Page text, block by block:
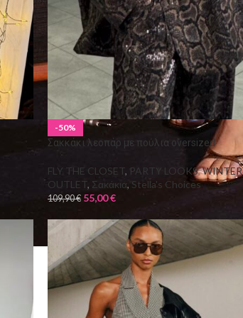
-50%
Σακκάκι λεοπάρ με πούλια oversized
FLY THE CLOSET, PARTY LOOKS,WINTER
OUTLET, Σακάκια, Stella's Choices
109,90€ 55,00€